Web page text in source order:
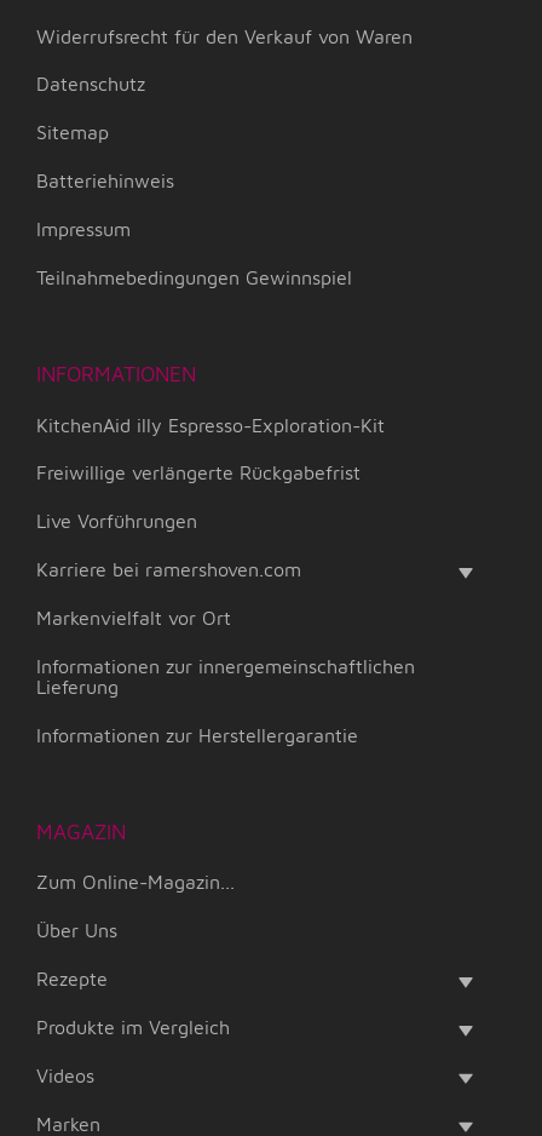
Widerrufsrecht für den Verkauf von Waren
Datenschutz
Sitemap
Batteriehinweis
Impressum
Teilnahmebedingungen Gewinnspiel
INFORMATIONEN
KitchenAid illy Espresso-Exploration-Kit
Freiwillige verlängerte Rückgabefrist
Live Vorführungen
Karriere bei ramershoven.com
Markenvielfalt vor Ort
Informationen zur innergemeinschaftlichen
Lieferung
Informationen zur Herstellergarantie
MAGAZIN
Zum Online-Magazin...
Über Uns
Rezepte
Produkte im Vergleich
Videos
Marken